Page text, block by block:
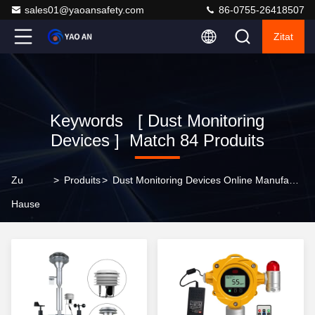
sales01@yaoansafety.com 86-0755-26418507
Zitat
Keywords [ Dust Monitoring
Devices ] Match 84 Produits
Zu
Hause
> Produits>